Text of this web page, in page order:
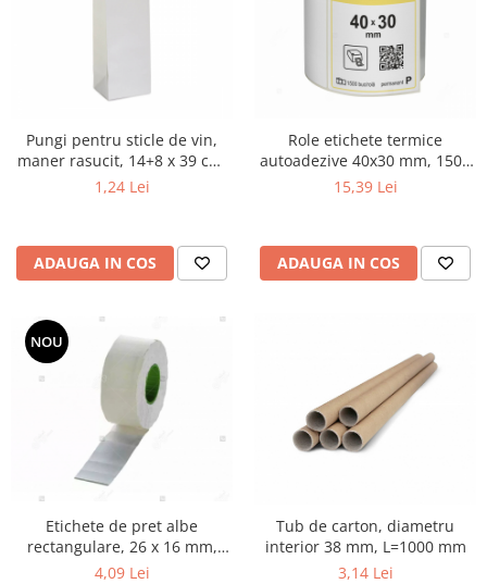
Pungi pentru sticle de vin,
maner rasucit, 14+8 x 39 cm,
hartie alba
1,24 Lei
ADAUGA IN COS
Role etichete termice
autoadezive 40x30 mm, 1500
etichete/rola
15,39 Lei
ADAUGA IN COS
NOU
Etichete de pret albe
rectangulare, 26 x 16 mm,
1000 buc/rola
4,09 Lei
Tub de carton, diametru
interior 38 mm, L=1000 mm
3,14 Lei